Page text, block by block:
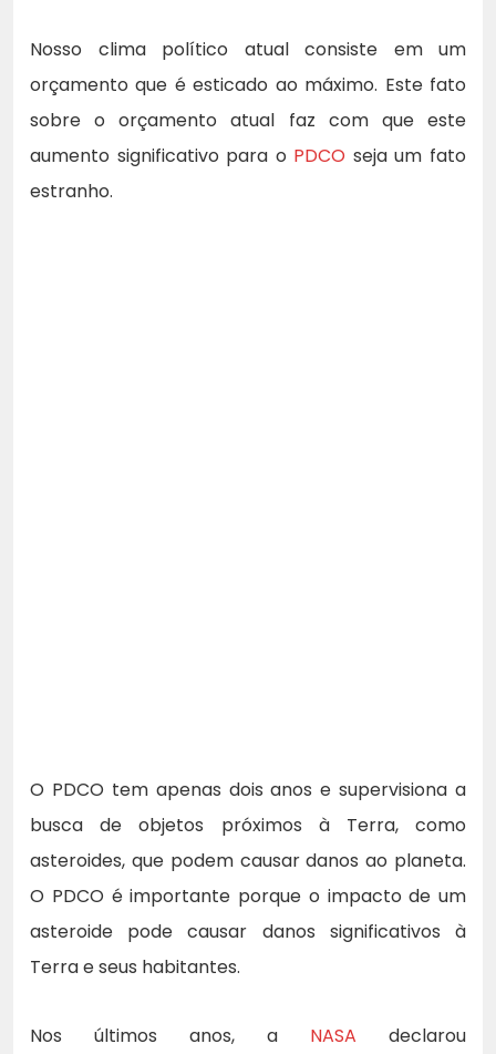
Nosso clima político atual consiste em um
orçamento que é esticado ao máximo. Este fato
sobre o orçamento atual faz com que este
aumento significativo para o PDCO seja um fato
estranho.
O PDCO tem apenas dois anos e supervisiona a
busca de objetos próximos à Terra, como
asteroides, que podem causar danos ao planeta.
O PDCO é importante porque o impacto de um
asteroide pode causar danos significativos à
Terra e seus habitantes.
Nos últimos anos, a NASA declarou